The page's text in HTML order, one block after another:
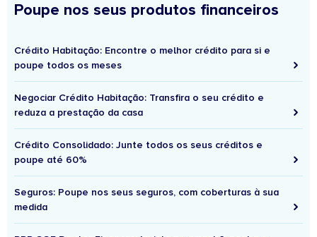
Poupe nos seus produtos financeiros
Crédito Habitação: Encontre o melhor crédito para si e
poupe todos os meses
Negociar Crédito Habitação: Transfira o seu crédito e
reduza a prestação da casa
Crédito Consolidado: Junte todos os seus créditos e
poupe até 60%
Seguros: Poupe nos seus seguros, com coberturas à sua
medida